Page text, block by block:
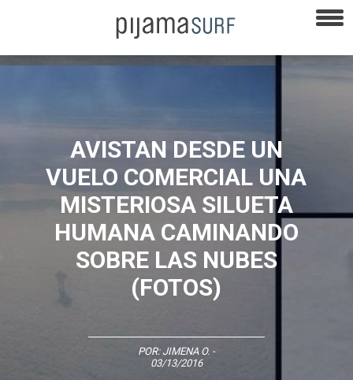
AVISTAN DESDE UN
VUELO COMERCIAL UNA
MISTERIOSA SILUETA
HUMANA CAMINANDO
SOBRE LAS NUBES
(FOTOS)
POR: JIMENA O. -
03/13/2016